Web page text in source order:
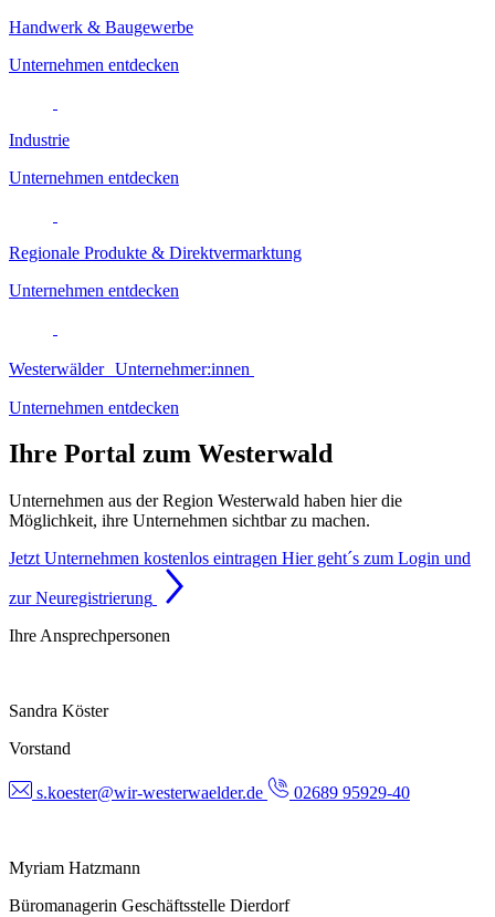
Handwerk & Baugewerbe
Unternehmen entdecken
Industrie
Unternehmen entdecken
Regionale Produkte & Direktvermarktung
Unternehmen entdecken
Westerwälder Unternehmer:innen
Unternehmen entdecken
Ihre Portal zum Westerwald
Unternehmen aus der Region Westerwald haben hier die
Möglichkeit, ihre Unternehmen sichtbar zu machen.
Jetzt Unternehmen kostenlos eintragen Hier geht´s zum Login und
zur Neuregistrierung
Ihre Ansprechpersonen
Sandra Köster
Vorstand
s.koester@wir-westerwaelder.de 02689 95929-40
Myriam Hatzmann
Büromanagerin Geschäftsstelle Dierdorf